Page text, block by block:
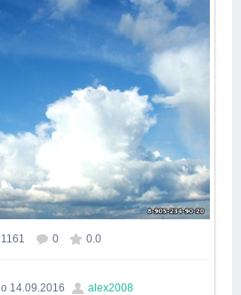
размере 640x480
1161 0 0.0
14.09.2016 alex2008